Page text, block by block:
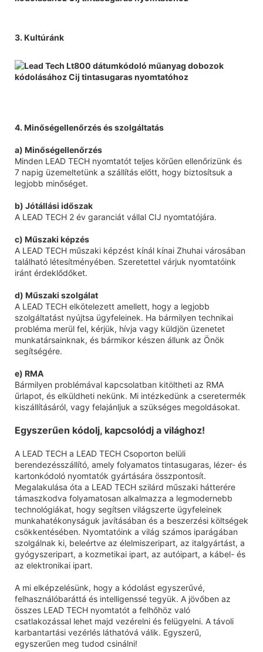
3. Kultúránk
4. Minőségellenőrzés és szolgáltatás
a) Minőségellenőrzés
Minden LEAD TECH nyomtatót teljes körűen ellenőrizünk és
7 napig üzemeltetünk a szállítás előtt, hogy biztosítsuk a
legjobb minőséget.
b) Jótállási időszak
A LEAD TECH 2 év garanciát vállal CIJ nyomtatójára.
c) Műszaki képzés
A LEAD TECH műszaki képzést kínál kínai Zhuhai városában
található létesítményében. Szeretettel várjuk nyomtatóink
iránt érdeklődőket.
d) Műszaki szolgálat
A LEAD TECH elkötelezett amellett, hogy a legjobb
szolgáltatást nyújtsa ügyfeleinek. Ha bármilyen technikai
probléma merül fel, kérjük, hívja vagy küldjön üzenetet
munkatársainknak, és bármikor készen állunk az Önök
segítségére.
e) RMA
Bármilyen problémával kapcsolatban kitöltheti az RMA
űrlapot, és elküldheti nekünk. Mi intézkedünk a cseretermék
kiszállításáról, vagy felajánljuk a szükséges megoldásokat.
Egyszerűen kódolj, kapcsolódj a világhoz!
A LEAD TECH a LEAD TECH Csoporton belüli
berendezésszállító, amely folyamatos tintasugaras, lézer- és
kartonkódoló nyomtatók gyártására összpontosít.
Megalakulása óta a LEAD TECH szilárd műszaki hátterére
támaszkodva folyamatosan alkalmazza a legmodernebb
technológiákat, hogy segítsen világszerte ügyfeleinek
munkahatékonyságuk javításában és a beszerzési költségek
csökkentésében. Nyomtatóink a világ számos iparágában
szolgálnak ki, beleértve az élelmiszeripart, az italgyártást, a
gyógyszeripart, a kozmetikai ipart, az autóipart, a kábel- és
az elektronikai ipart.
A mi elképzelésünk, hogy a kódolást egyszerűvé,
felhasználóbaráttá és intelligenssé tegyük. A jövőben az
összes LEAD TECH nyomtatót a felhőhöz való
csatlakozással lehet majd vezérelni és felügyelni. A távoli
karbantartási vezérlés láthatóvá válik. Egyszerű,
egyszerűen meg tudod csinálni!